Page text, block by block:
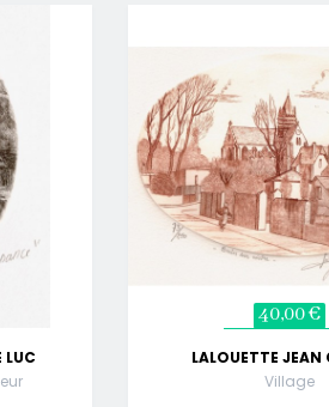
LUC
40,00 €
LALOUETTE JEAN
Village